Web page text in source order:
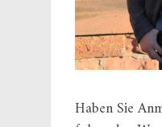
Haben Sie